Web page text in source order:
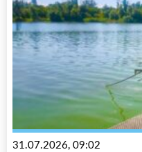
31.07.2026, 09:02